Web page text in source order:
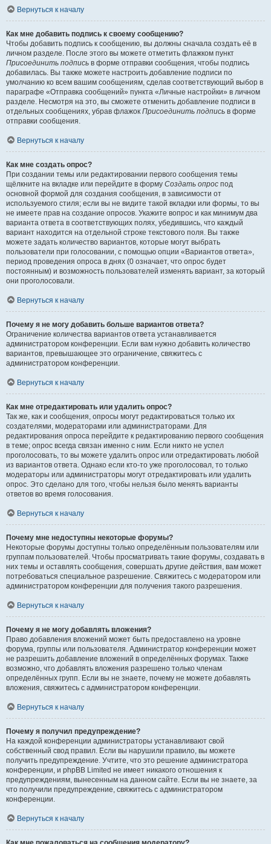
Вернуться к началу
Как мне добавить подпись к своему сообщению?
Чтобы добавить подпись к сообщению, вы должны сначала создать её в
личном разделе. После этого вы можете отметить флажком пункт
Присоединить подпись в форме отправки сообщения, чтобы подпись
добавилась. Вы также можете настроить добавление подписи по
умолчанию ко всем вашим сообщениям, сделав соответствующий выбор в
параграфе «Отправка сообщений» пункта «Личные настройки» в личном
разделе. Несмотря на это, вы сможете отменить добавление подписи в
отдельных сообщениях, убрав флажок Присоединить подпись в форме
отправки сообщения.
Вернуться к началу
Как мне создать опрос?
При создании темы или редактировании первого сообщения темы
щёлкните на вкладке или перейдите в форму Создать опрос под
основной формой для создания сообщения, в зависимости от
используемого стиля; если вы не видите такой вкладки или формы, то вы
не имеете прав на создание опросов. Укажите вопрос и как минимум два
варианта ответа в соответствующих полях, убедившись, что каждый
вариант находится на отдельной строке текстового поля. Вы также
можете задать количество вариантов, которые могут выбрать
пользователи при голосовании, с помощью опции «Вариантов ответа»,
период проведения опроса в днях (0 означает, что опрос будет
постоянным) и возможность пользователей изменять вариант, за который
они проголосовали.
Вернуться к началу
Почему я не могу добавить больше вариантов ответа?
Ограничение количества вариантов ответа устанавливается
администратором конференции. Если вам нужно добавить количество
вариантов, превышающее это ограничение, свяжитесь с
администратором конференции.
Вернуться к началу
Как мне отредактировать или удалить опрос?
Так же, как и сообщения, опросы могут редактироваться только их
создателями, модераторами или администраторами. Для
редактирования опроса перейдите к редактированию первого сообщения
в теме; опрос всегда связан именно с ним. Если никто не успел
проголосовать, то вы можете удалить опрос или отредактировать любой
из вариантов ответа. Однако если кто-то уже проголосовал, то только
модераторы или администраторы могут отредактировать или удалить
опрос. Это сделано для того, чтобы нельзя было менять варианты
ответов во время голосования.
Вернуться к началу
Почему мне недоступны некоторые форумы?
Некоторые форумы доступны только определённым пользователям или
группам пользователей. Чтобы просматривать такие форумы, создавать в
них темы и оставлять сообщения, совершать другие действия, вам может
потребоваться специальное разрешение. Свяжитесь с модератором или
администратором конференции для получения такого разрешения.
Вернуться к началу
Почему я не могу добавлять вложения?
Право добавления вложений может быть предоставлено на уровне
форума, группы или пользователя. Администратор конференции может
не разрешить добавление вложений в определённых форумах. Также
возможно, что добавлять вложения разрешено только членам
определённых групп. Если вы не знаете, почему не можете добавлять
вложения, свяжитесь с администратором конференции.
Вернуться к началу
Почему я получил предупреждение?
На каждой конференции администраторы устанавливают свой
собственный свод правил. Если вы нарушили правило, вы можете
получить предупреждение. Учтите, что это решение администратора
конференции, и phpBB Limited не имеет никакого отношения к
предупреждениям, вынесенным на данном сайте. Если вы не знаете, за
что получили предупреждение, свяжитесь с администратором
конференции.
Вернуться к началу